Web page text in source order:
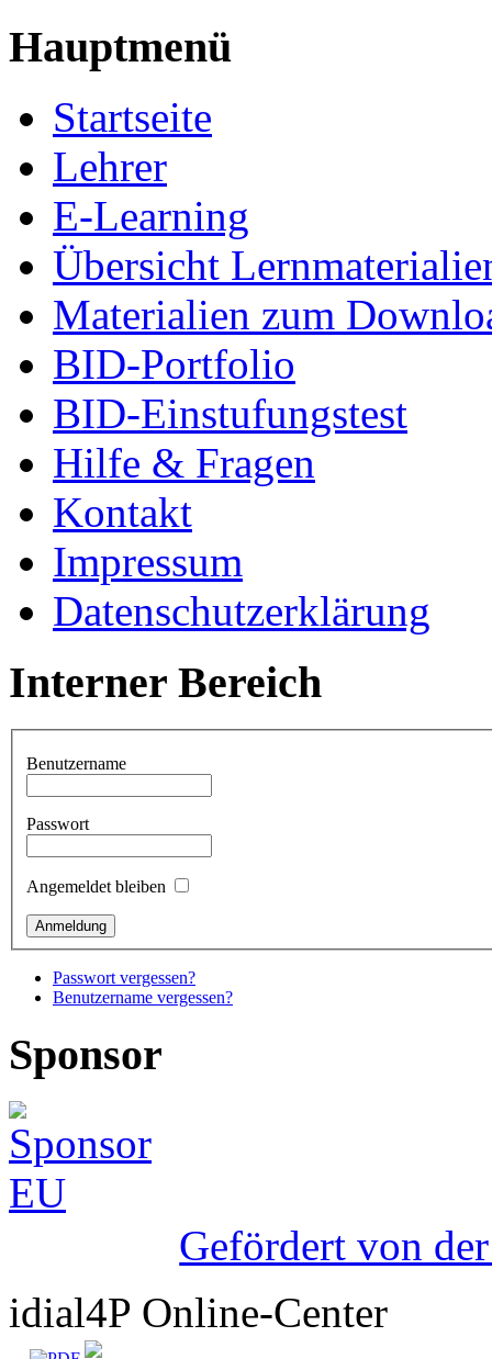
Hauptmenü
Startseite
Lehrer
E-Learning
Übersicht
Materialien zum
BID-Portfolio
BID-Einstufungstest
Hilfe & Fragen
Kontakt
Impressum
Datenschutzerklärung
Interner Bereich
Benutzername
Passwort
Angemeldet bleiben
Passwort vergessen?
Benutzername vergessen?
Sponsor
Gefördert von
idial4P Online-Center